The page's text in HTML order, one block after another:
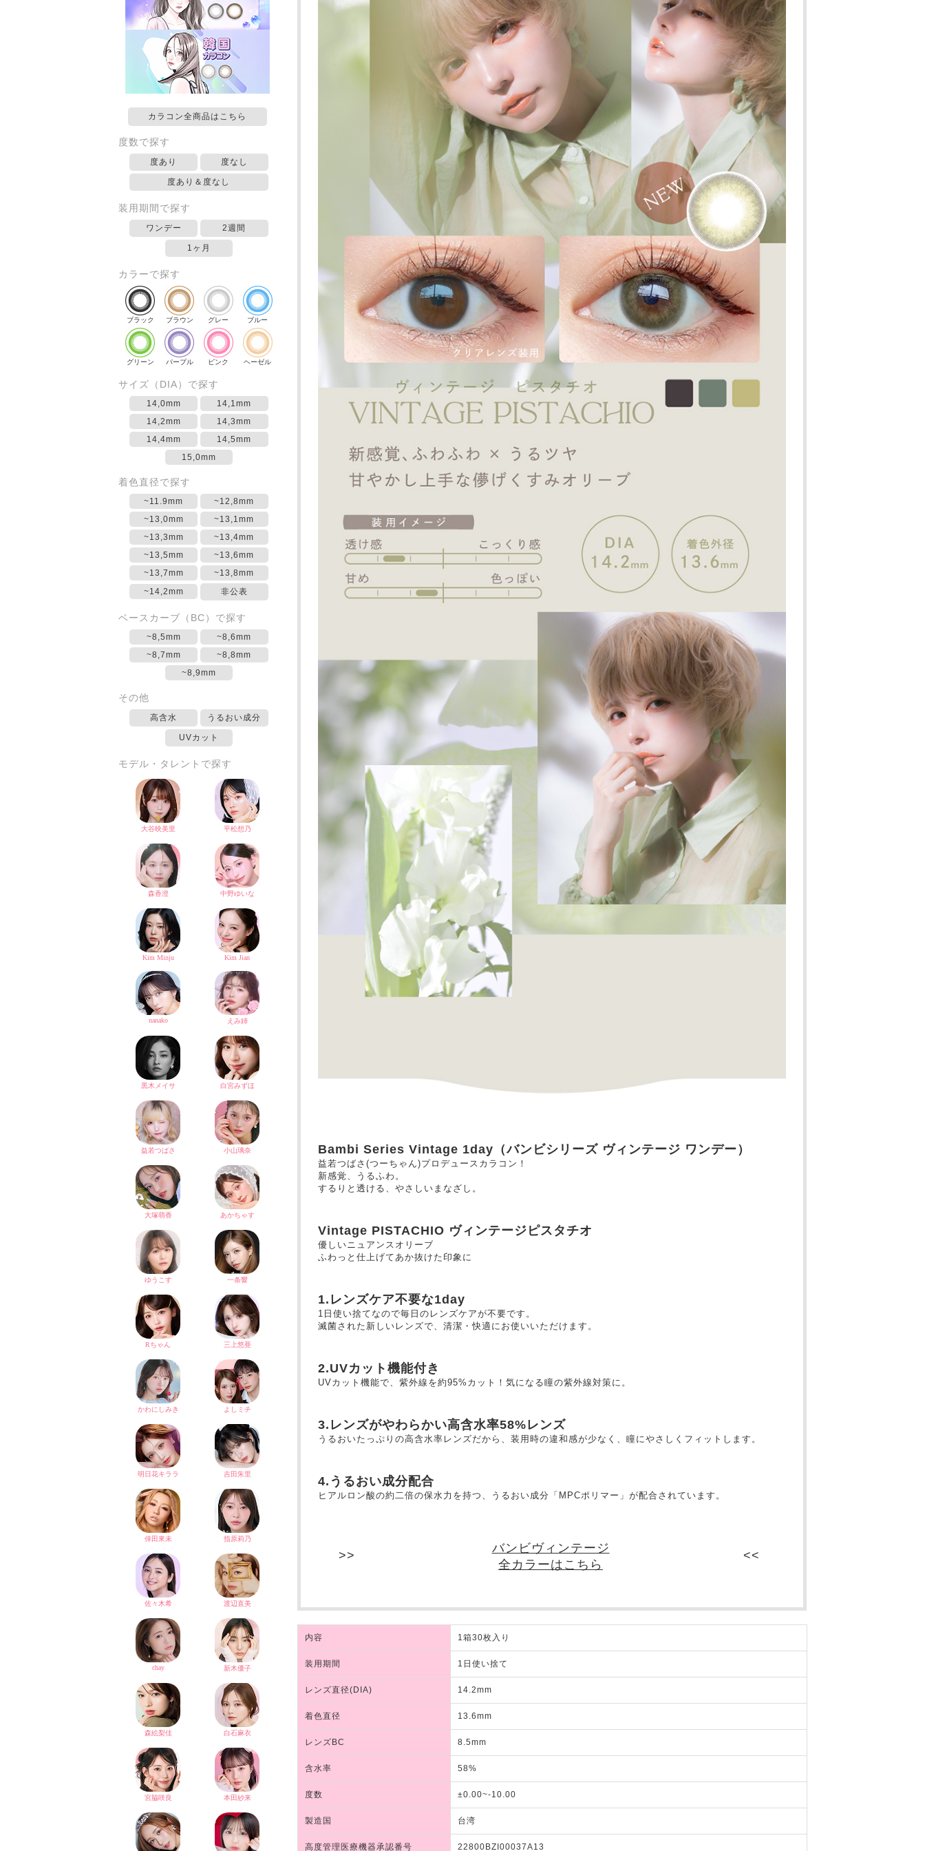
カラコン全商品はこちら
度数で探す
度あり 度なし
度あり＆度なし
装用期間で探す
ワンデー 2週間
1ヶ月
カラーで探す
ブラック ブラウン グレー ブルー
グリーン パープル ピンク ヘーゼル
サイズ（DIA）で探す
14,0mm
14,1mm
14,2mm
14,3mm
14,4mm
14,5mm
15,0mm
着色直径で探す
~11.9mm
~12,8mm
~13,0mm
~13,1mm
~13,3mm
~13,4mm
~13,5mm
~13,6mm
~13,7mm
~13,8mm
~14,2mm
非公表
ベースカーブ（BC）で探す
~8,5mm
~8,6mm
~8,7mm
~8,8mm
~8,9mm
その他
高含水 うるおい成分
UVカット
モデル・タレントで探す
Bambi Series Vintage 1day（バンビシリーズ ヴィンテージ ワンデー）
益若つばさ(つーちゃん)プロデュースカラコン！
新感覚、うるふわ。
するりと透ける、やさしいまなざし。
Vintage PISTACHIO ヴィンテージピスタチオ
優しいニュアンスオリーブ
ふわっと仕上げてあか抜けた印象に
1.レンズケア不要な1day
1日使い捨てなので毎日のレンズケアが不要です。
滅菌された新しいレンズで、清潔・快適にお使いいただけます。
2.UVカット機能付き
UVカット機能で、紫外線を約95%カット！気になる瞳の紫外線対策に。
3.レンズがやわらかい高含水率58%レンズ
うるおいたっぷりの高含水率レンズだから、装用時の違和感が少なく、瞳にやさしくフィットします。
4.うるおい成分配合
ヒアルロン酸の約二倍の保水力を持つ、うるおい成分「MPCポリマー」が配合されています。
バンビヴィンテージ
全カラーはこちら
内容 1箱30枚入り
装用期間 1日使い捨て
レンズ直径(DIA) 14.2mm
着色直径 13.6mm
レンズBC 8.5mm
含水率 58%
度数 ±0.00~-10.00
製造国 台湾
高度管理医療機器承認番号 22800BZI00037A13